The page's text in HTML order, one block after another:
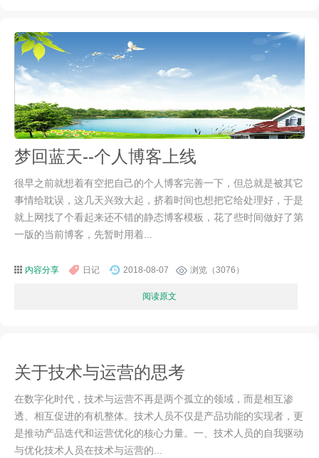
梦回蓝天--个人博客上线
很早之前就想着有空把自己的个人博客完善一下，但总就是被其它
事情给耽误，这几天兴致大起，挤着时间也想把它给处理好，于是
就上网找了个看起来还不错的静态博客模板，花了些时间做好了第
一版的当前博客，先暂时用着...
内容分享 日记 2018-08-07 浏览（3076）
阅读原文
关于技术与运营的思考
在数字化时代，技术与运营不再是两个孤立的领域，而是相互渗
透、相互促进的有机整体。技术人员不仅是产品功能的实现者，更
是推动产品迭代和运营优化的核心力量。一、技术人员的自我驱动
与优化技术人员在技术与运营的...